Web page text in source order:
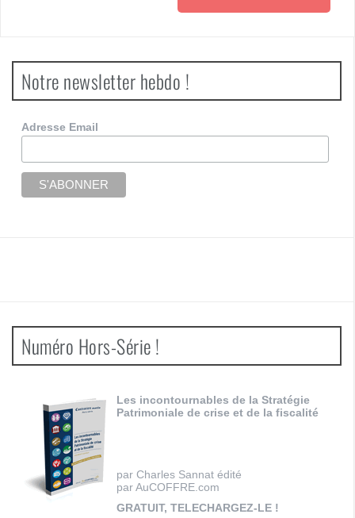
Notre newsletter hebdo !
Adresse Email
Numéro Hors-Série !
Les incontournables de la Stratégie
Patrimoniale de crise et de la fiscalité
par Charles Sannat édité
par AuCOFFRE.com
GRATUIT, TELECHARGEZ-LE !